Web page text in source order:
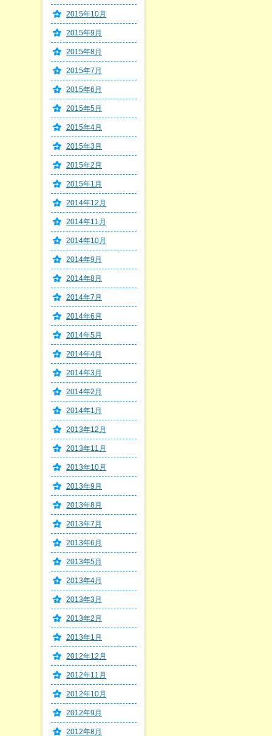
2015年10月
2015年9月
2015年8月
2015年7月
2015年6月
2015年5月
2015年4月
2015年3月
2015年2月
2015年1月
2014年12月
2014年11月
2014年10月
2014年9月
2014年8月
2014年7月
2014年6月
2014年5月
2014年4月
2014年3月
2014年2月
2014年1月
2013年12月
2013年11月
2013年10月
2013年9月
2013年8月
2013年7月
2013年6月
2013年5月
2013年4月
2013年3月
2013年2月
2013年1月
2012年12月
2012年11月
2012年10月
2012年9月
2012年8月